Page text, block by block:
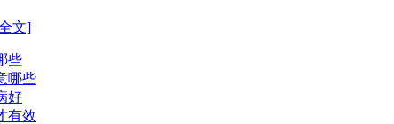
文]
些
哪些
好
有效